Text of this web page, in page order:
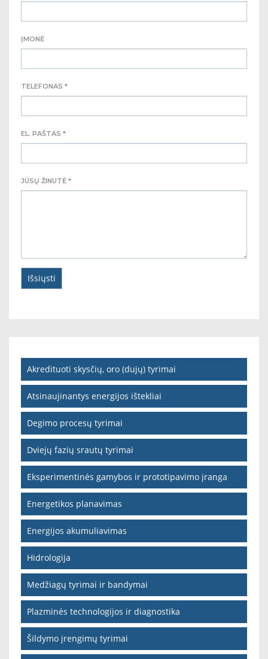
ĮMONĖ
TELEFONAS *
EL. PAŠTAS *
JŪSŲ ŽINUTĖ *
Akredituoti skysčių, oro (dujų) tyrimai
Atsinaujinantys energijos ištekliai
Degimo procesų tyrimai
Dviejų fazių srautų tyrimai
Eksperimentinės gamybos ir prototipavimo įranga
Energetikos planavimas
Energijos akumuliavimas
Hidrologija
Medžiagų tyrimai ir bandymai
Plazminės technologijos ir diagnostika
Šildymo įrengimų tyrimai